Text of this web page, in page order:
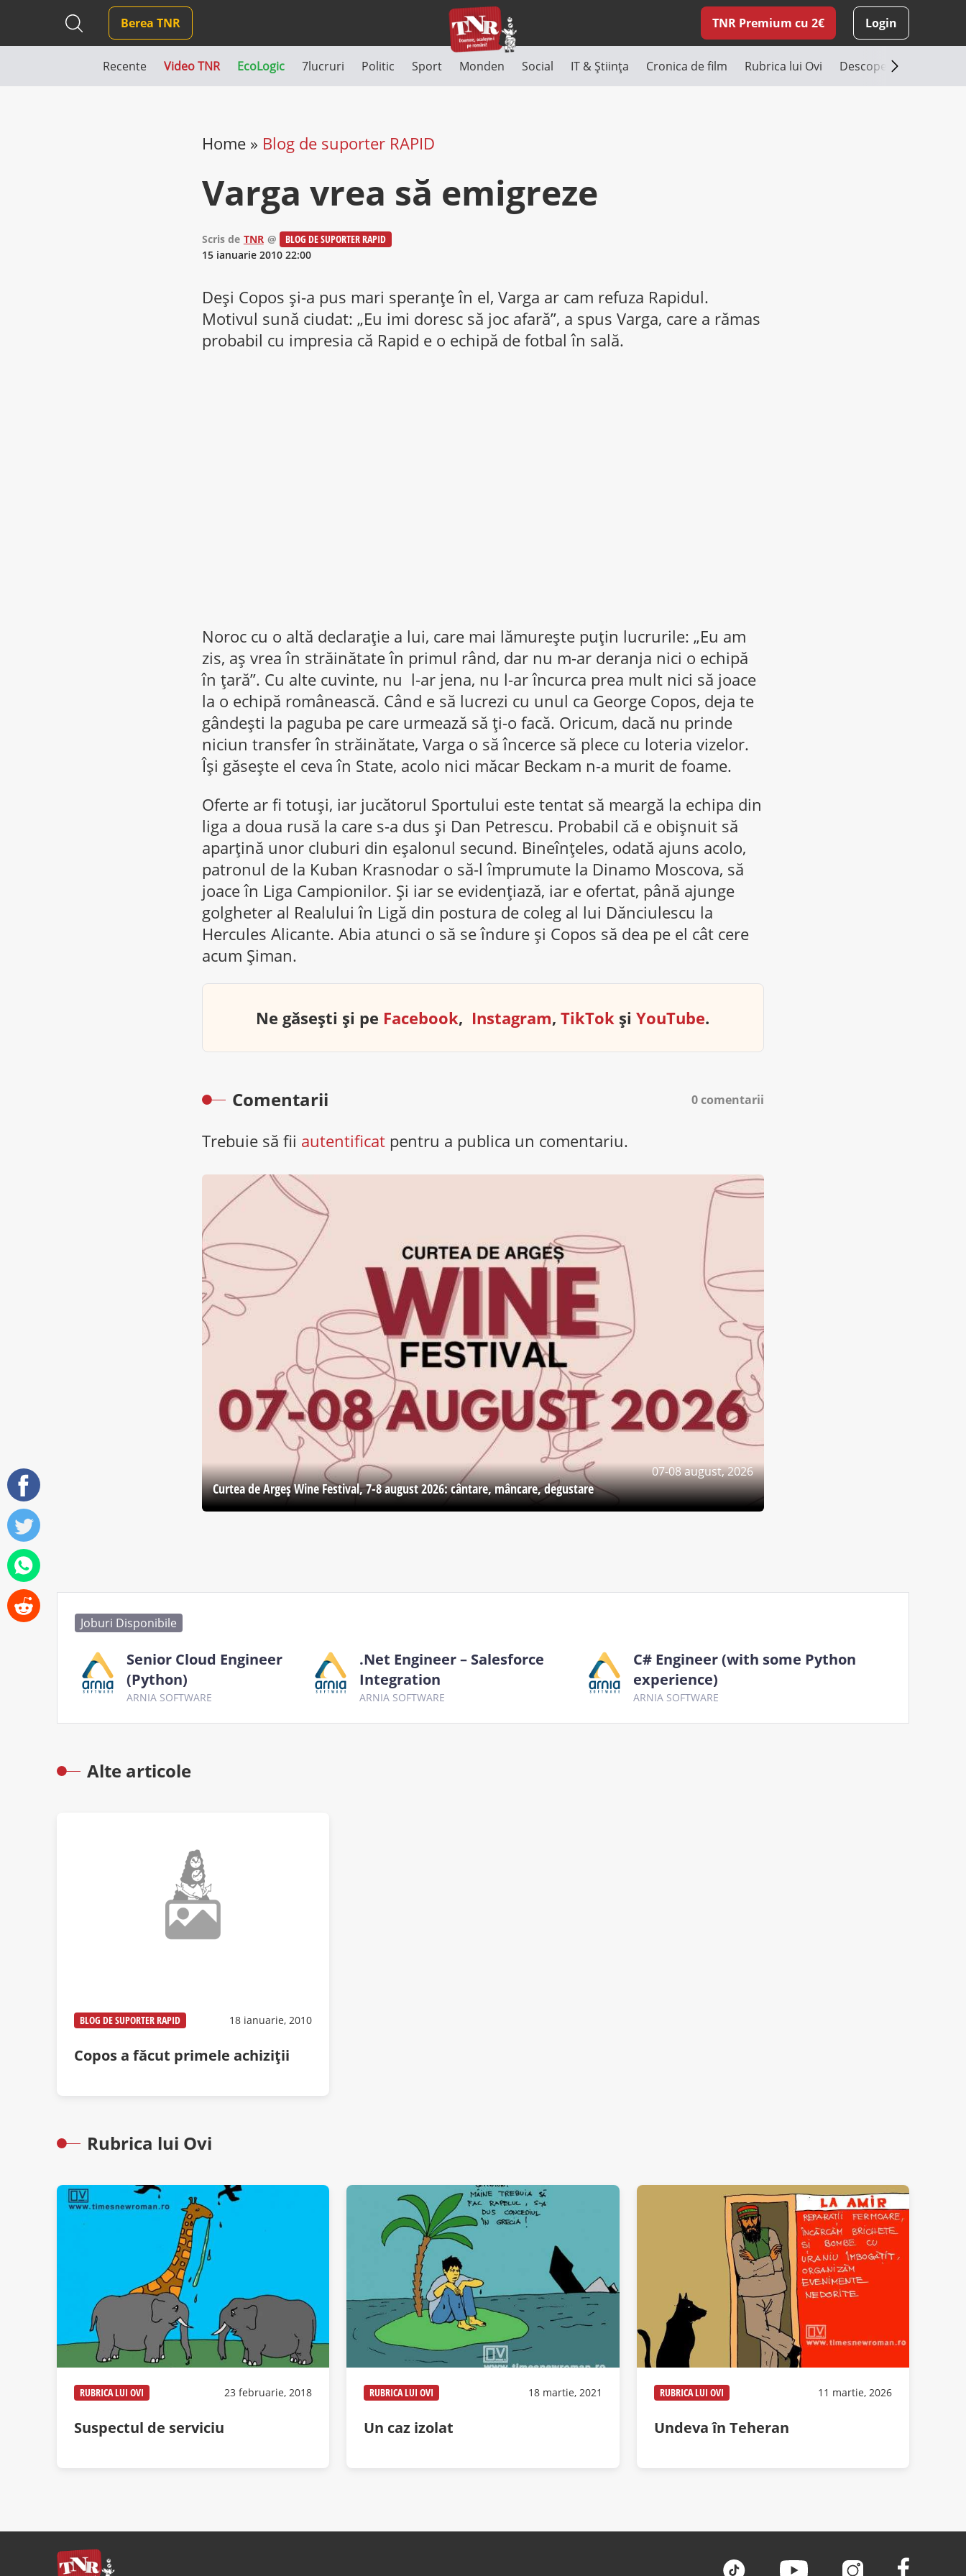
Berea TNR TNR Premium cu 2€ Login
Recente Video TNR EcoLogic 7lucruri Politic Sport Monden Social IT & Știința Cronica de film Rubrica lui Ovi Descoperă România
Home» Blog de suporter RAPID
Varga vrea să emigreze
Scris de TNR @
BLOG DE SUPORTER RAPID
15 ianuarie 2010 22:00
Deşi Copos şi-a pus mari speranţe în el, Varga ar cam refuza Rapidul.
Motivul sună ciudat: „Eu imi doresc să joc afară”, a spus Varga, care a rămas
probabil cu impresia că Rapid e o echipă de fotbal în sală.
Noroc cu o altă declaraţie a lui, care mai lămureşte puţin lucrurile: „Eu am
zis, aş vrea în străinătate în primul rând, dar nu m-ar deranja nici o echipă
în ţară”. Cu alte cuvinte, nu l-ar jena, nu l-ar încurca prea mult nici să joace
la o echipă românească. Când e să lucrezi cu unul ca George Copos, deja te
gândeşti la paguba pe care urmează să ţi-o facă. Oricum, dacă nu prinde
niciun transfer în străinătate, Varga o să încerce să plece cu loteria vizelor.
Îşi găseşte el ceva în State, acolo nici măcar Beckam n-a murit de foame.
Oferte ar fi totuşi, iar jucătorul Sportului este tentat să meargă la echipa din
liga a doua rusă la care s-a dus şi Dan Petrescu. Probabil că e obişnuit să
aparţină unor cluburi din eşalonul secund. Bineînţeles, odată ajuns acolo,
patronul de la Kuban Krasnodar o să-l împrumute la Dinamo Moscova, să
joace în Liga Campionilor. Şi iar se evidenţiază, iar e ofertat, până ajunge
golgheter al Realului în Ligă din postura de coleg al lui Dănciulescu la
Hercules Alicante. Abia atunci o să se îndure şi Copos să dea pe el cât cere
acum Şiman.
Ne găsești și pe Facebook, Instagram,TikTok șiYouTube.
Comentarii 0 comentarii
Trebuie să fii autentificatpentru a publica un comentariu.
07-08 august, 2026
Curtea de Argeş Wine Festival, 7-8 august 2026: cântare, mâncare, degustare
Joburi Disponibile
Senior Cloud Engineer
(Python)
ARNIA SOFTWARE
.Net Engineer – Salesforce
Integration
ARNIA SOFTWARE
C# Engineer (with some Python
experience)
ARNIA SOFTWARE
Alte articole
BLOG DE SUPORTER RAPID 18 ianuarie, 2010
Copos a făcut primele achiziţii
Rubrica lui Ovi
RUBRICA LUI OVI 23 februarie, 2018
Suspectul de serviciu
RUBRICA LUI OVI 18 martie, 2021
Un caz izolat
RUBRICA LUI OVI 11 martie, 2026
Undeva în Teheran